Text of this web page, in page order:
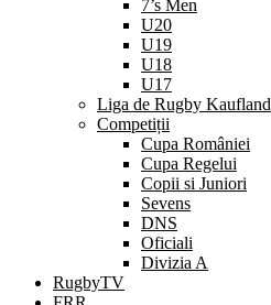
7’s Men
U20
U19
U18
U17
Liga de Rugby Kaufland
Competiții
Cupa României
Cupa Regelui
Copii si Juniori
Sevens
DNS
Oficiali
Divizia A
RugbyTV